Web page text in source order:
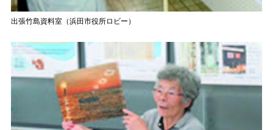
出張竹島資料室（浜田市役所ロビー）